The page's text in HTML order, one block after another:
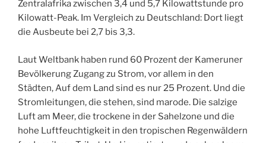
Zentralafrika zwischen 3,4 und 5,7 Kilowattstunde pro
Kilowatt-Peak. Im Vergleich zu Deutschland: Dort liegt
die Ausbeute bei 2,7 bis 3,3.
Laut Weltbank haben rund 60 Prozent der Kameruner
Bevölkerung Zugang zu Strom, vor allem in den
Städten, Auf dem Land sind es nur 25 Prozent. Und die
Stromleitungen, die stehen, sind marode. Die salzige
Luft am Meer, die trockene in der Sahelzone und die
hohe Luftfeuchtigkeit in den tropischen Regenwäldern